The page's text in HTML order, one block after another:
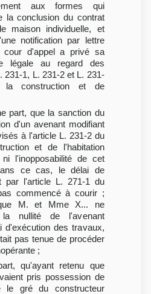
aux formes qui
la conclusion du contrat
maison individuelle, et
notification par lettre
cour d'appel a privé sa
légale au regard des
231-1, L. 231-2 et L. 231-
construction et de
part, que la sanction du
d'un avenant modifiant
à l'article L. 231-2 du
et de l'habitation
l'inopposabilité de cet
ce cas, le délai de
par l'article L. 271-1 du
commencé à courir ;
M. et Mme X... ne
la nullité de l'avenant
d'exécution des travaux,
pas tenue de procéder
;
qu'ayant retenu que
pris possession de
le gré du constructeur